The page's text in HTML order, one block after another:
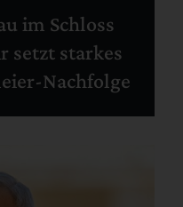
im Schloss
setzt starkes
Nachfolge